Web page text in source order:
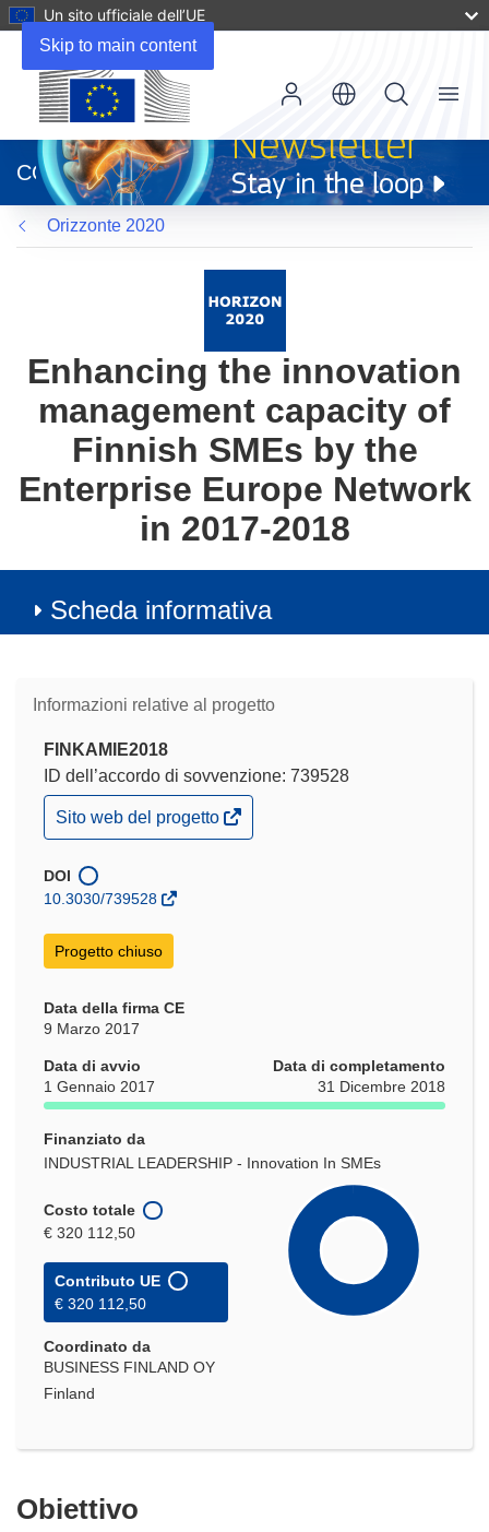
Skip to main content
Un sito ufficiale dell’UE
apre
in
una
nuova
finestra)
CORDIS
Menu
Orizzonte 2020
Enhancing the innovation
management capacity of
Finnish SMEs by the
Enterprise Europe Network
in 2017-2018
Scheda informativa
Informazioni relative al progetto
FINKAMIE2018
ID dell’accordo di sovvenzione: 739528
(si
apre
una
nuova
Sito web del progetto
DOI
10.3030/739528
Progetto chiuso
Data della firma CE
9 Marzo 2017
Data di avvio
1 Gennaio 2017
Data di completamento
31 Dicembre 2018
Finanziato da
INDUSTRIAL LEADERSHIP - Innovation In SMEs
Costo totale
€ 320 112,50
Contributo UE
€ 320 112,50
Coordinato da
BUSINESS FINLAND OY
Finland
Obiettivo